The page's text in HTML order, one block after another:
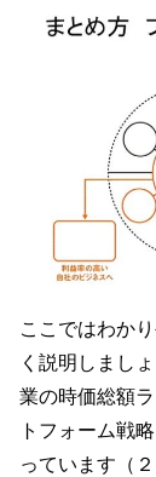
ここではわか
く説明しまし
業の時価総額
トフォーム戦
っています（